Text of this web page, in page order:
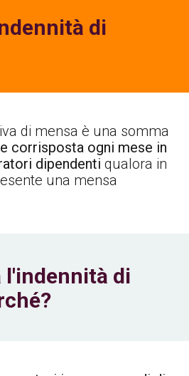
di
di mensa è una somma
corrisposta ogni mese in
dipendenti qualora in
una mensa
l'indennità di